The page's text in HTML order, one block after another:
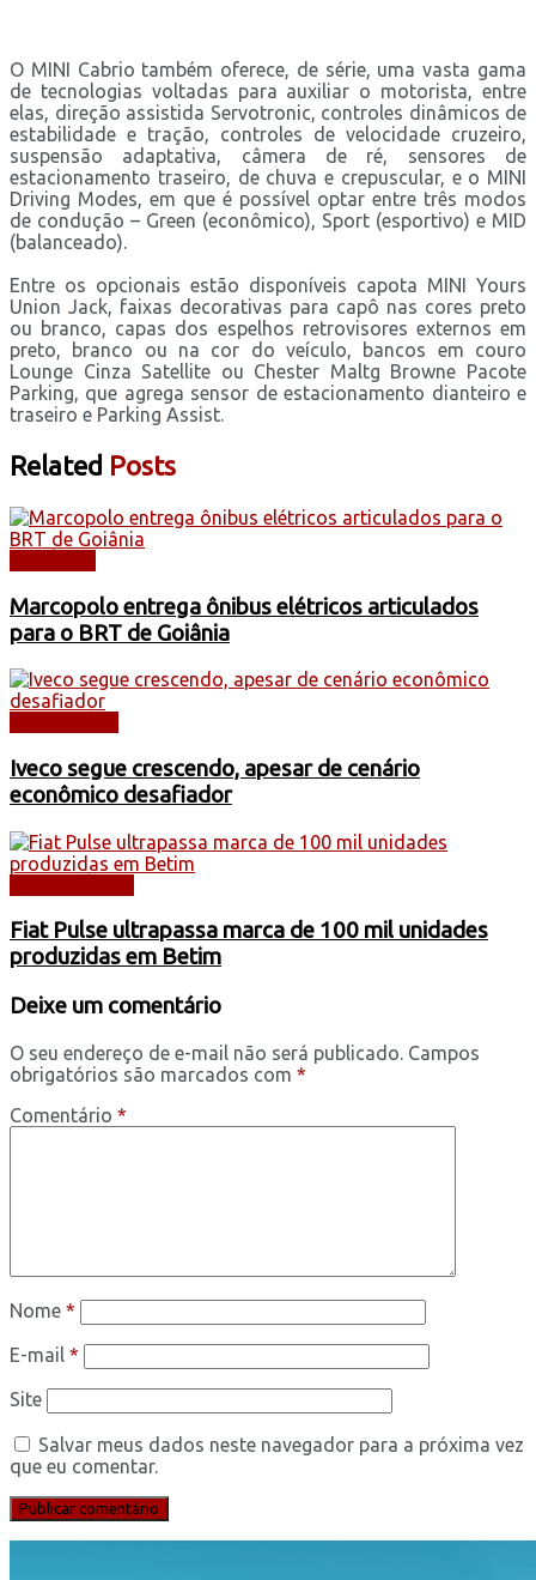
O MINI Cabrio também oferece, de série, uma vasta gama
de tecnologias voltadas para auxiliar o motorista, entre
elas, direção assistida Servotronic, controles dinâmicos de
estabilidade e tração, controles de velocidade cruzeiro,
suspensão adaptativa, câmera de ré, sensores de
estacionamento traseiro, de chuva e crepuscular, e o MINI
Driving Modes, em que é possível optar entre três modos
de condução – Green (econômico), Sport (esportivo) e MID
(balanceado).
Entre os opcionais estão disponíveis capota MINI Yours
Union Jack, faixas decorativas para capô nas cores preto
ou branco, capas dos espelhos retrovisores externos em
preto, branco ou na cor do veículo, bancos em couro
Lounge Cinza Satellite ou Chester Maltg Browne Pacote
Parking, que agrega sensor de estacionamento dianteiro e
traseiro e Parking Assist.
Related Posts
Marcopolo entrega ônibus elétricos articulados
para o BRT de Goiânia
Iveco segue crescendo, apesar de cenário
econômico desafiador
Fiat Pulse ultrapassa marca de 100 mil unidades
produzidas em Betim
Deixe um comentário
O seu endereço de e-mail não será publicado. Campos
obrigatórios são marcados com *
Comentário *
Nome *
E-mail *
Site
Salvar meus dados neste navegador para a próxima vez
que eu comentar.